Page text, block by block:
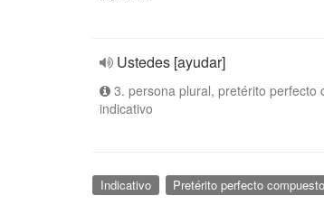
Ustedes [ayudar]
3. persona plural, pretérito perfecto
indicativo
Indicativo Pretérito perfecto compuesto